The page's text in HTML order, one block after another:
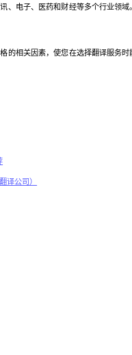
、电子、医药和财经等多个行业领
相关因素，使您在选择翻译服务时
译公司）